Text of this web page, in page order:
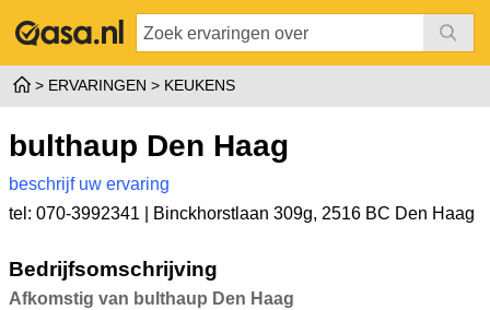
ERVARINGEN KEUKENS
bulthaup Den Haag
beschrijf uw ervaring
tel: 070-3992341 |
Binckhorstlaan 309g, 2516 BC Den Haag
Bedrijfsomschrijving
Afkomstig van bulthaup Den Haag